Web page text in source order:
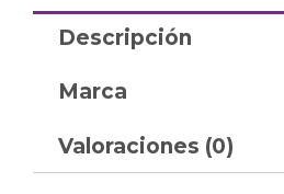
Descripción
Marca
Valoraciones (0)